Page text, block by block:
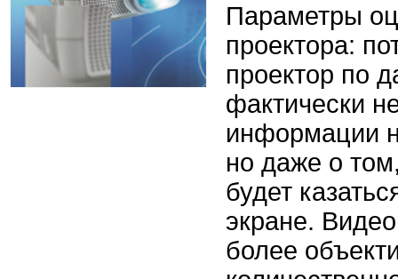
Параметры
проектора:
проектор по
фактически
информации
но даже о
будет
экране.
более